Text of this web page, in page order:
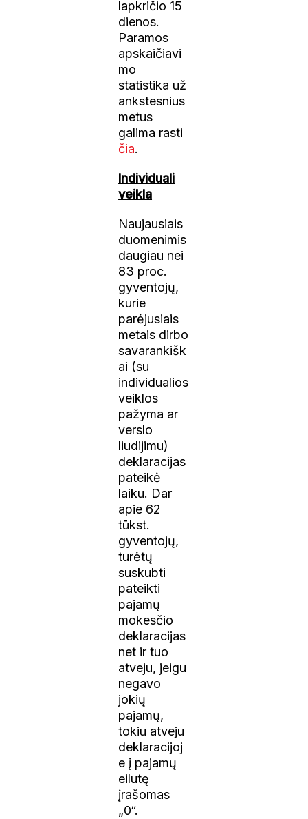
lapkričio 15
dienos.
Paramos
apskaičiavi
mo
statistika už
ankstesnius
metus
galima rasti
čia.
Individuali
veikla
Naujausiais
duomenimis
daugiau nei
83 proc.
gyventojų,
kurie
parėjusiais
metais dirbo
savarankišk
ai (su
individualios
veiklos
pažyma ar
verslo
liudijimu)
deklaracijas
pateikė
laiku. Dar
apie 62
tūkst.
gyventojų,
turėtų
suskubti
pateikti
pajamų
mokesčio
deklaracijas
net ir tuo
atveju, jeigu
negavo
jokių
pajamų,
tokiu atveju
deklaracijoj
e į pajamų
eilutę
įrašomas
„0“.